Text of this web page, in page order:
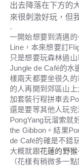
出去降落在下方的
來很刺激好玩，但
.
一開始想要到清邁
Line，本來想要訂
只是想要玩森林過
Jungle de Café的水
樣兩天都要坐很久
的人再開到郊區山
加套裝行程拼車去
還是要等其他人玩
PongYang玩溜索就
the Gibbon。結果
de Café的確是不錯
大概就跟花蓮的野
（花樣有稍微多一